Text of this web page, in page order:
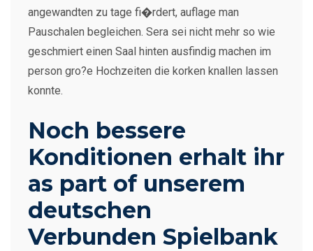
angewandten zu tage fi�rdert, auflage man
Pauschalen begleichen. Sera sei nicht mehr so wie
geschmiert einen Saal hinten ausfindig machen im
person gro?e Hochzeiten die korken knallen lassen
konnte.
Noch bessere
Konditionen erhalt ihr
as part of unserem
deutschen
Verbunden Spielbank